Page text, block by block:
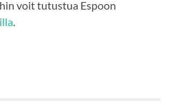
voit tutustua Espoon